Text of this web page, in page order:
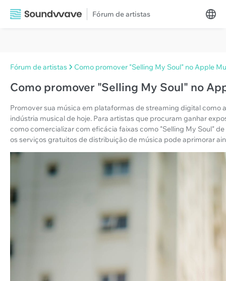
Fórum de artistas
Fórum de artistas Como promover "Selling My Soul" no Apple
Como promover "Selling My Soul" no
Promover sua música em plataformas de streaming digital como
indústria musical de hoje. Para artistas que procuram ganhar
como comercializar com eficácia faixas como "Selling My Soul"
os serviços gratuitos de distribuição de música pode aprimorar